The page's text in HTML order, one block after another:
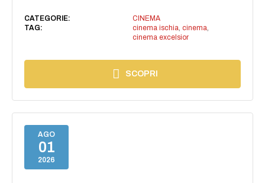
CATEGORIE:
CINEMA
TAG:
cinema ischia, cinema,
cinema excelsior
SCOPRI
AGO
01
2026